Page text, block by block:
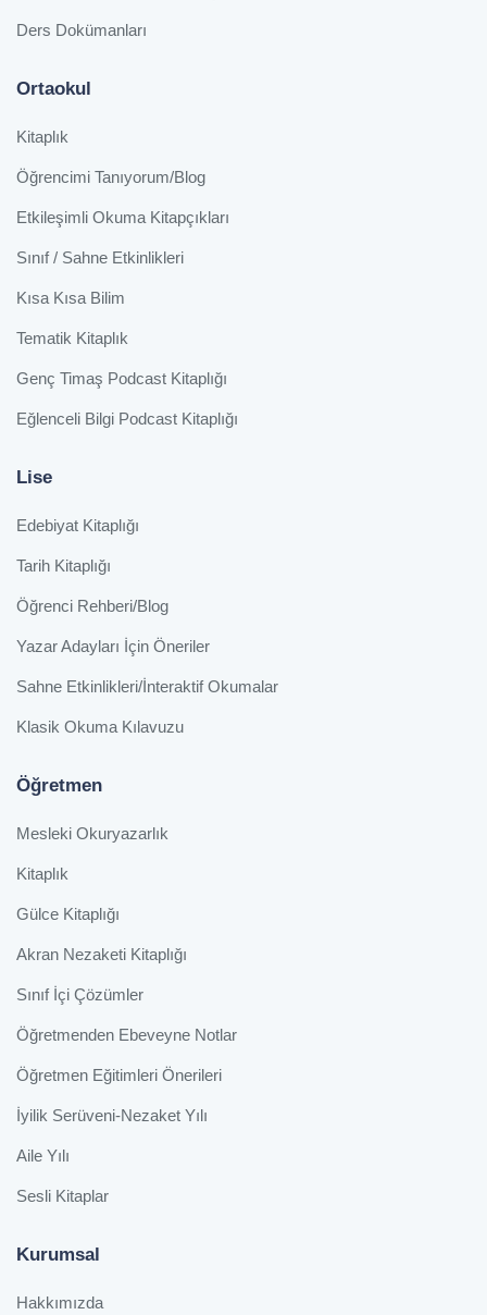
Ders Dokümanları
Ortaokul
Kitaplık
Öğrencimi Tanıyorum/Blog
Etkileşimli Okuma Kitapçıkları
Sınıf / Sahne Etkinlikleri
Kısa Kısa Bilim
Tematik Kitaplık
Genç Timaş Podcast Kitaplığı
Eğlenceli Bilgi Podcast Kitaplığı
Lise
Edebiyat Kitaplığı
Tarih Kitaplığı
Öğrenci Rehberi/Blog
Yazar Adayları İçin Öneriler
Sahne Etkinlikleri/İnteraktif Okumalar
Klasik Okuma Kılavuzu
Öğretmen
Mesleki Okuryazarlık
Kitaplık
Gülce Kitaplığı
Akran Nezaketi Kitaplığı
Sınıf İçi Çözümler
Öğretmenden Ebeveyne Notlar
Öğretmen Eğitimleri Önerileri
İyilik Serüveni-Nezaket Yılı
Aile Yılı
Sesli Kitaplar
Kurumsal
Hakkımızda